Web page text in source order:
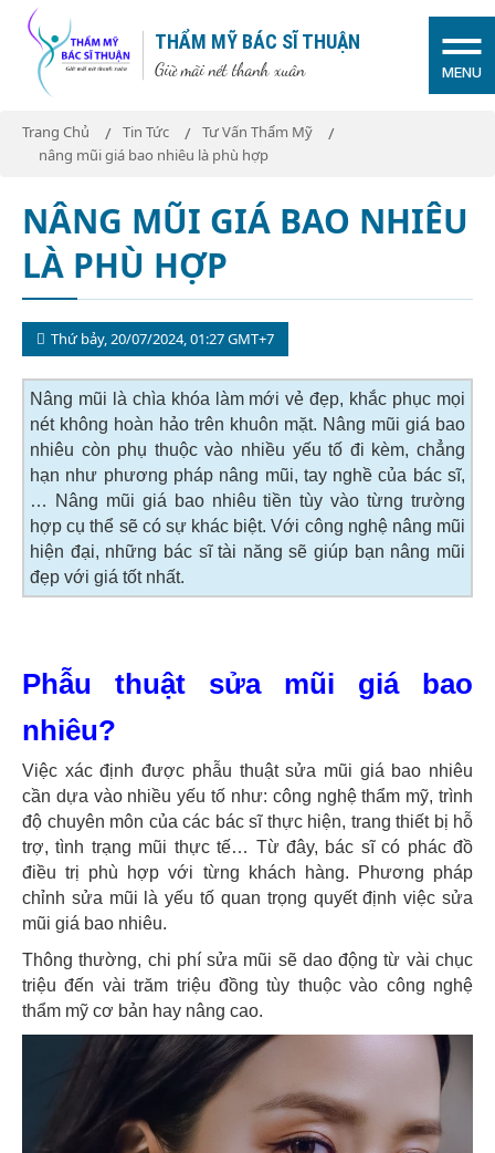
THẨM MỸ BÁC SĨ THUẬN
Giữ mãi nét thanh xuân MENU
Trang Chủ Tin Tức
Tư Vấn Thẩm Mỹ
nâng mũi giá bao nhiêu là phù hợp
NÂNG MŨI GIÁ BAO NHIÊU
LÀ PHÙ HỢP
Thứ bảy, 20/07/2024, 01:27 GMT+7
Nâng mũi là chìa khóa làm mới vẻ đẹp, khắc phục mọi
nét không hoàn hảo trên khuôn mặt. Nâng mũi giá bao
nhiêu còn phụ thuộc vào nhiều yếu tố đi kèm, chẳng
hạn như phương pháp nâng mũi, tay nghề của bác sĩ,
… Nâng mũi giá bao nhiêu tiền tùy vào từng trường
hợp cụ thể sẽ có sự khác biệt. Với công nghệ nâng mũi
hiện đại, những bác sĩ tài năng sẽ giúp bạn nâng mũi
đẹp với giá tốt nhất.
Phẫu thuật sửa mũi giá bao
nhiêu?
Việc xác định được phẫu thuật sửa mũi giá bao nhiêu
cần dựa vào nhiều yếu tố như: công nghệ thẩm mỹ, trình
độ chuyên môn của các bác sĩ thực hiện, trang thiết bị hỗ
trợ, tình trạng mũi thực tế… Từ đây, bác sĩ có phác đồ
điều trị phù hợp với từng khách hàng. Phương pháp
chỉnh sửa mũi là yếu tố quan trọng quyết định việc sửa
mũi giá bao nhiêu.
Thông thường, chi phí sửa mũi sẽ dao động từ vài chục
triệu đến vài trăm triệu đồng tùy thuộc vào công nghệ
thẩm mỹ cơ bản hay nâng cao.